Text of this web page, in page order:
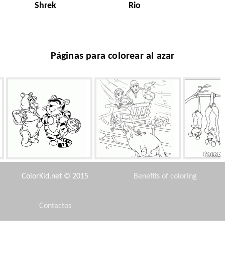
Shrek Rio
Páginas para colorear al azar
Mascarada y Winnie Lobos ataque
ColorKid.net © 2015 Benefits of coloring
Contactos